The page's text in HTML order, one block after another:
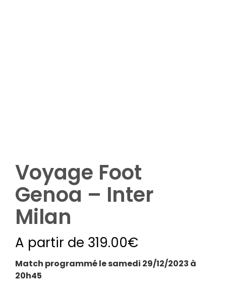
Voyage Foot
Genoa – Inter
Milan
A partir de 319.00€
Match programmé le samedi 29/12/2023 à
20h45